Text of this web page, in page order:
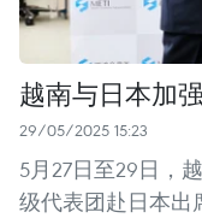
越南与日本加
29/05/2025 15:23
5月27日至29日，
级代表团赴日本出